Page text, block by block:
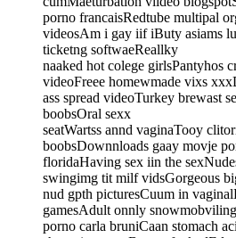
porno francaisRedtube multipal
videosAm i gay iif iButy asiams
ticketng softwaeReallky
naaked hot colege girlsPantyhos
videoFreee homewmade vixs
ass spread videoTurkey brewast
boobsOral sexx
seatWartss annd vaginaTooy
boobsDownnloads gaay movje
floridaHaving sex iin the
swingimg tit milf vidsGorgeous
nud gpth picturesCuum in
gamesAdult onnly
porno carla bruniCaan stomach